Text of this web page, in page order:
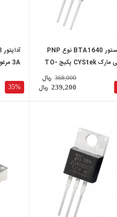
ترانزیستور BTA1640 نوع PNP
تایوانی مارک CYStek پکیج TO-
239,200 ریال
368,000 ریال
35%
3A مرغوب